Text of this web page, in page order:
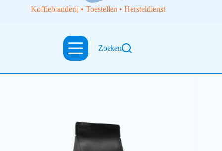
Koffiebranderij • Toestellen • Hersteldienst
Zoeken